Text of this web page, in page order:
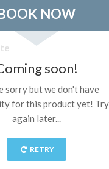
Museo Arqueológico
El Taller de las Piedras Duras
Museo Galileo
Jardín de Boboli
La Torre de Arnolfo
Corredor de Vasari
Palazzo Vecchio
Santa Maria Novella